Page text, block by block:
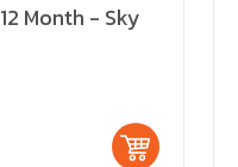
Month - Sky